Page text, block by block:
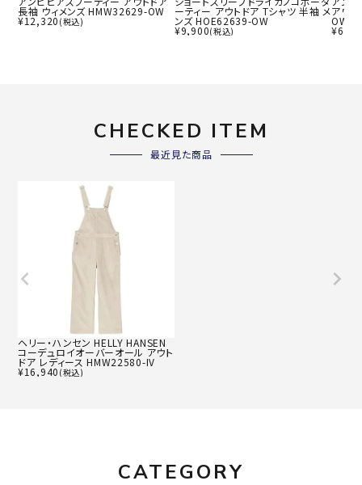
長袖 ウィメンズ HMW32629-OW
¥12,320 (税込)
ーティー アウトドア Tシャツ 半袖 メ
ンズ HOE62639-OW
¥9,900(税込)
アウ
OW
¥
CHECKED ITEM
最近見た商品
ヘリー・ハンセン HELLY HANSEN
コーデュロイオーバーオール アウト
ドア レディース HMW22580-IV
¥16,940 (税込)
CATEGORY